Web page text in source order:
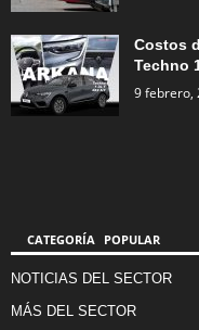
Costos
Techno
9 febrero,
CATEGORÍA POPULAR
NOTICIAS DEL SECTOR
MÁS DEL SECTOR